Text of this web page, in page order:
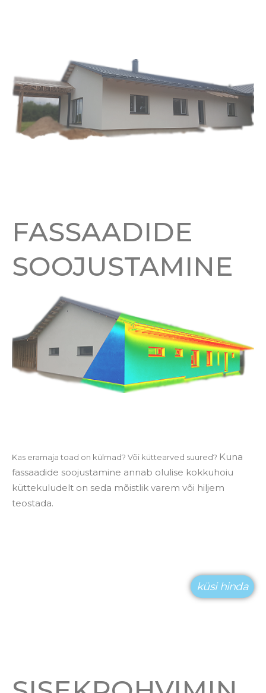
FASSAADIDE
SOOJUSTAMINE
Kas eramaja toad on külmad? Või küttearved suured? Kuna
fassaadide soojustamine annab olulise kokkuhoiu
küttekuludelt on seda mõistlik varem või hiljem
teostada.
küsi hinda